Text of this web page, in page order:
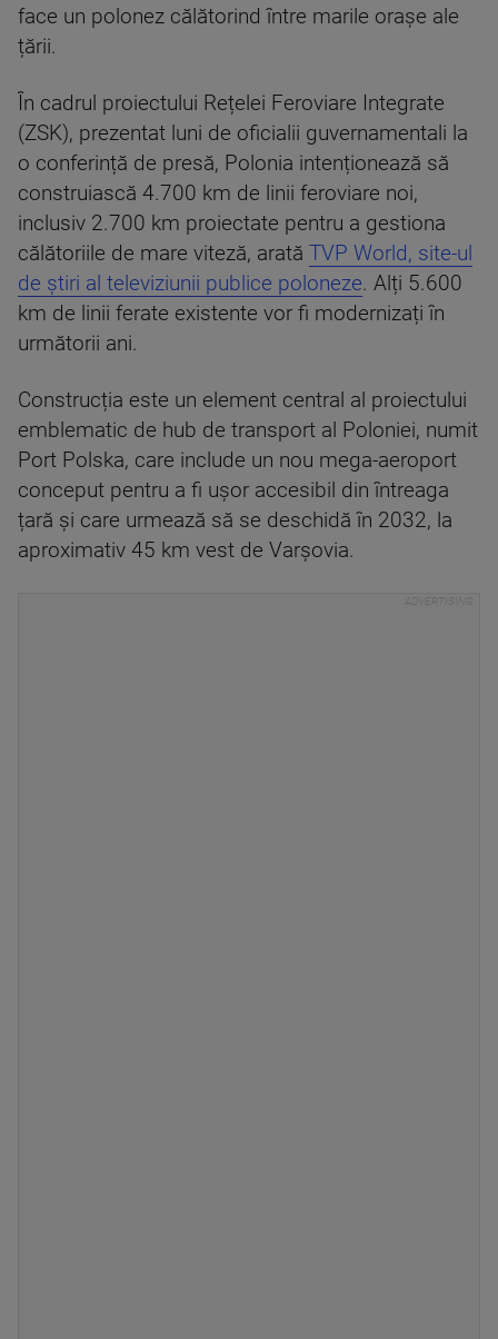
face un polonez călătorind între marile orașe ale
țării.
În cadrul proiectului Rețelei Feroviare Integrate
(ZSK), prezentat luni de oficialii guvernamentali la
o conferință de presă, Polonia intenționează să
construiască 4.700 km de linii feroviare noi,
inclusiv 2.700 km proiectate pentru a gestiona
călătoriile de mare viteză, arată TVP World, site-ul
de știri al televiziunii publice poloneze. Alți 5.600
km de linii ferate existente vor fi modernizați în
următorii ani.
Construcția este un element central al proiectului
emblematic de hub de transport al Poloniei, numit
Port Polska, care include un nou mega-aeroport
conceput pentru a fi ușor accesibil din întreaga
țară și care urmează să se deschidă în 2032, la
aproximativ 45 km vest de Varșovia.